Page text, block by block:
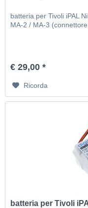
batteria per Tivoli iPAL
MA-2 / MA-3
€ 29,00 *
Ricorda
batteria per Tivoli